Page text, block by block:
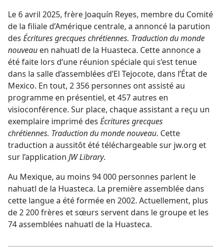
Le 6 avril 2025, frère Joaquín Reyes, membre du Comité
de la filiale d’Amérique centrale, a annoncé la parution
des Écritures grecques chrétiennes. Traduction du monde
nouveau en nahuatl de la Huasteca. Cette annonce a
été faite lors d’une réunion spéciale qui s’est tenue
dans la salle d’assemblées d’El Tejocote, dans l’État de
Mexico. En tout, 2 356 personnes ont assisté au
programme en présentiel, et 457 autres en
visioconférence. Sur place, chaque assistant a reçu un
exemplaire imprimé des Écritures grecques
chrétiennes. Traduction du monde nouveau. Cette
traduction a aussitôt été téléchargeable sur jw.org et
sur l’application JW Library.
Au Mexique, au moins 94 000 personnes parlent le
nahuatl de la Huasteca. La première assemblée dans
cette langue a été formée en 2002. Actuellement, plus
de 2 200 frères et sœurs servent dans le groupe et les
74 assemblées nahuatl de la Huasteca.